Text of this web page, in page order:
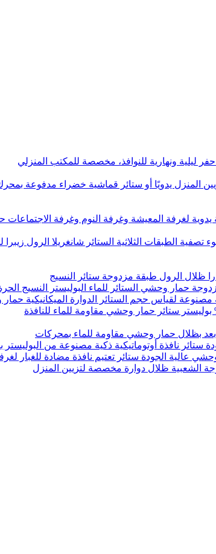
ليلية ونهارية للنوافذ، مخصصة للمكتب المنزلي
المنزل يدويًا أو ستائر قماشية خضراء مدفوعة
يدوية لغرفة المعيشة وغرفة النوم وغرفة
الطبقات الثلاثية الستائر شانغريلا الرول زيبرا
ظلال الرول طبقة مزدوجة ستائر النسيج
حمار وحشي الستائر للماء البوليستر النسيج الحرة
لقياس حجم الستائر الدوارة الميكانيكية حمار
بظلال حمار وحشي مقاومة للماء بمحركات
نافذة أوتوماتيكية ذكية مصنوعة من البوليستر بنسبة
عالية الجودة ستائر تعتيم نافذة مضادة للغبار
الشعبية ظلال دوارة مخصصة لتزيين المنزل